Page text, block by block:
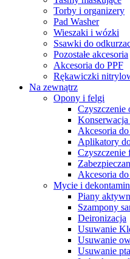
Torby i organizery
Pad Washer
Wieszaki i wózki
Ssawki do
Pozostałe akcesoria
Akcesoria do PPF
Rękawiczki
Na zewnątrz
Opony i felgi
Czyszczenie
Akcesoria
Aplikatory
Czyszczenie
Akcesoria
Mycie i
Piany
Szampony
Deironizacja
Usuwanie
Usuwanie
Usuwanie